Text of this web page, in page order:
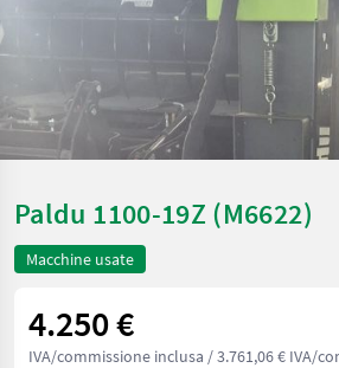
Paldu 1100-19Z (M6622)
Macchine usate
4.250 €
IVA/commissione inclusa / 3.761,06 € IVA/